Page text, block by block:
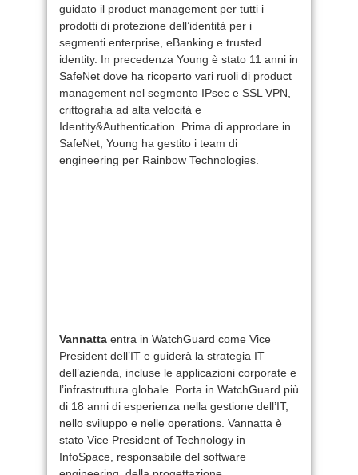
guidato il product management per tutti i
prodotti di protezione dell’identità per i
segmenti enterprise, eBanking e trusted
identity. In precedenza Young è stato 11 anni in
SafeNet dove ha ricoperto vari ruoli di product
management nel segmento IPsec e SSL VPN,
crittografia ad alta velocità e
Identity&Authentication. Prima di approdare in
SafeNet, Young ha gestito i team di
engineering per Rainbow Technologies.
Vannatta entra in WatchGuard come Vice
President dell’IT e guiderà la strategia IT
dell’azienda, incluse le applicazioni corporate e
l’infrastruttura globale. Porta in WatchGuard più
di 18 anni di esperienza nella gestione dell’IT,
nello sviluppo e nelle operations. Vannatta è
stato Vice President of Technology in
InfoSpace, responsabile del software